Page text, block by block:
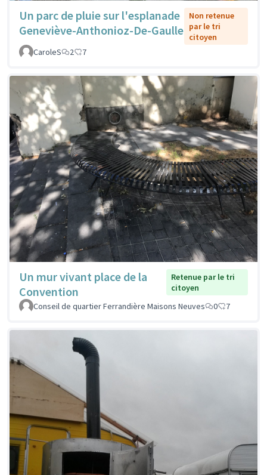
Un parc de pluie sur l'esplanade
Geneviève-Anthonioz-De-Gaulle
Non retenue
par le tri
citoyen
CaroleS
2 7
Un mur vivant place de la
Convention
Retenue par le tri
citoyen
Conseil de quartier Ferrandière Maisons Neuves
0 7